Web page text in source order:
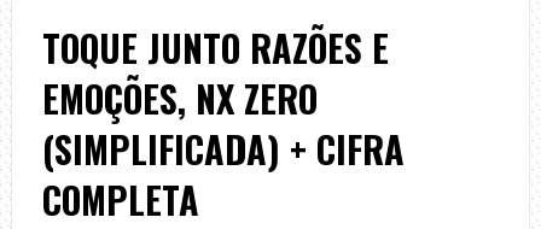
TOQUE JUNTO RAZÕES E
EMOÇÕES, NX ZERO
(SIMPLIFICADA) + CIFRA
COMPLETA